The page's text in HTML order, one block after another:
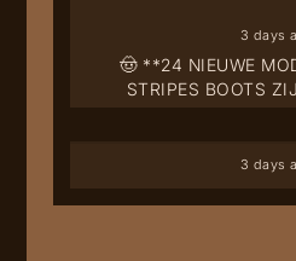
🤠 **24 NIEUWE
STRIPES BOOTS
3 days
3 days